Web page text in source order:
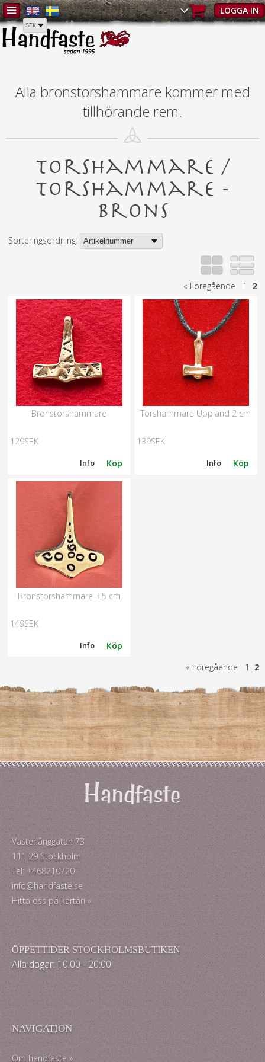
LOGGA IN
Hem/Torshammare/Torshammare - brons
Alla bronstorshammare kommer med
tillhörande rem.
Torshammare /
Torshammare -
brons
Sorteringsordning:
« Föregående 1 2
Bronstorshammare
129SEK
Köp
Info
Torshammare Uppland 2 cm
139SEK
Köp
Info
Bronstorshammare 3,5 cm
149SEK
Köp
Info
« Föregående 1 2
Västerlånggatan 73
111 29 Stockholm
Tel: +468210720
info@handfaste.se
Hitta oss på kartan »
ÖPPETTIDER STOCKHOLMSBUTIKEN
Alla dagar: 10:00 - 20:00
NAVIGATION
Om handfaste »